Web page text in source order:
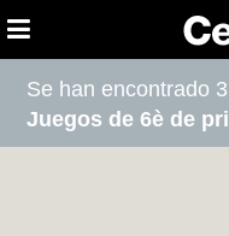
Se han encontrado
Juegos de 6è de